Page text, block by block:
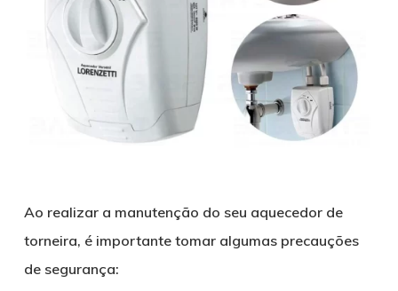
Ao realizar a manutenção do seu aquecedor de
torneira, é importante tomar algumas precauções
de segurança: